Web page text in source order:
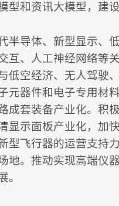
和资讯大模型，建
半导体、新型显示、
互、人工神经网络等
低空经济、无人驾驶
器件和电子专用材
成套装备产业化。积
显示面板产业化，加
型飞行器的运营支持
地。推动实现高端仪
。